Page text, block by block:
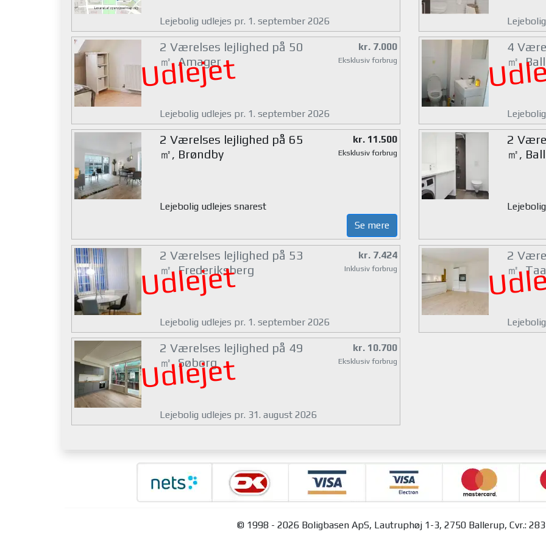
Lejebolig udlejes pr. 1. september 2026
Udlejet
2 Værelses lejlighed på 50
㎡, Amager
kr. 7.000
Eksklusiv forbrug
Lejebolig udlejes pr. 1. september 2026
4
㎡,
2 Værelses lejlighed på 65
㎡, Brøndby
kr. 11.500
Eksklusiv forbrug
Lejebolig udlejes snarest
Se mere
2
㎡,
Udlejet
2 Værelses lejlighed på 53
㎡, Frederiksberg
kr. 7.424
Inklusiv forbrug
Lejebolig udlejes pr. 1. september 2026
2
㎡,
Udlejet
2 Værelses lejlighed på 49
㎡, Søborg
kr. 10.700
Eksklusiv forbrug
Lejebolig udlejes pr. 31. august 2026
© 1998 - 2026 Boligbasen ApS, Lautruphøj 1-3, 2750 Ballerup, Cvr.: